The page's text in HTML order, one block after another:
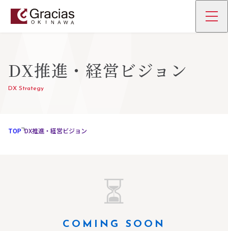
DX推進・経営ビジョン
DX Strategy
TOP DX推進・経営ビジョン
⏳
COMING SOON